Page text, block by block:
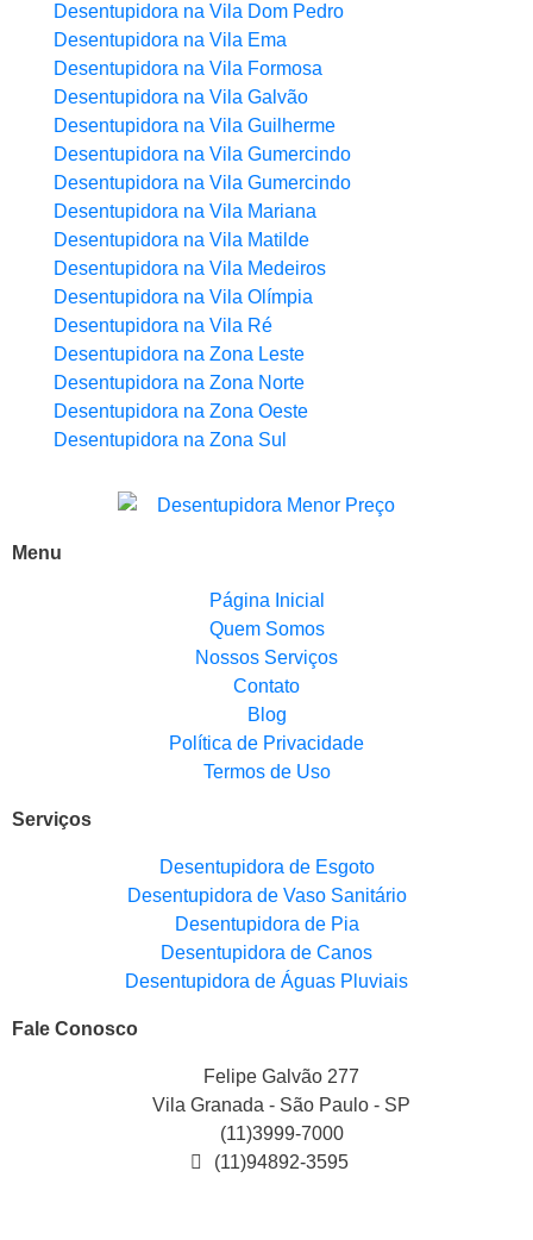
Desentupidora na Vila Dom Pedro
Desentupidora na Vila Ema
Desentupidora na Vila Formosa
Desentupidora na Vila Galvão
Desentupidora na Vila Guilherme
Desentupidora na Vila Gumercindo
Desentupidora na Vila Gumercindo
Desentupidora na Vila Mariana
Desentupidora na Vila Matilde
Desentupidora na Vila Medeiros
Desentupidora na Vila Olímpia
Desentupidora na Vila Ré
Desentupidora na Zona Leste
Desentupidora na Zona Norte
Desentupidora na Zona Oeste
Desentupidora na Zona Sul
Menu
Página Inicial
Quem Somos
Nossos Serviços
Contato
Blog
Política de Privacidade
Termos de Uso
Serviços
Desentupidora de Esgoto
Desentupidora de Vaso Sanitário
Desentupidora de Pia
Desentupidora de Canos
Desentupidora de Águas Pluviais
Fale Conosco
Felipe Galvão 277
Vila Granada - São Paulo - SP
(11)3999-7000
(11)94892-3595